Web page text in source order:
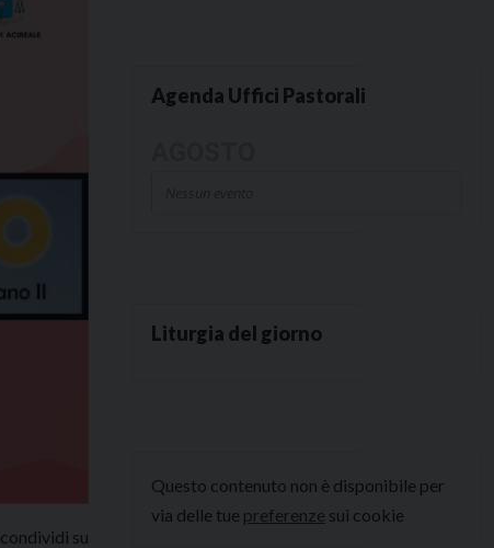
condividi su
Agenda Uffici Pastorali
Liturgia del giorno
Questo contenuto non è disponibile per
via delle tue preferenze sui cookie